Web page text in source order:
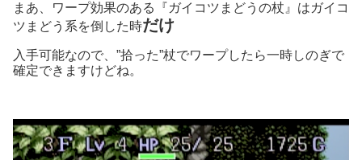
まあ、ワープ効果のある『ガイコツまどうの杖』はガイコ
ツまどう系を倒した時だけ
入手可能なので、”拾った”杖でワープしたら一時しのぎで
確定できますけどね。